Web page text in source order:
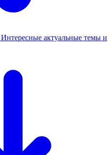
Интересные актуальные темы и